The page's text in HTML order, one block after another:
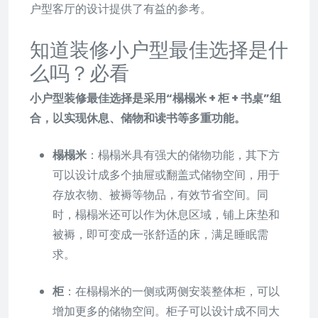
户型客厅的设计提供了有益的参考。
知道装修小户型最佳选择是什
么吗？必看
小户型装修最佳选择是采用“榻榻米 + 柜 + 书桌”组
合，以实现休息、储物和读书等多重功能。
榻榻米 ：榻榻米具有强大的储物功能，其下方
可以设计成多个抽屉或翻盖式储物空间，用于
存放衣物、被褥等物品，有效节省空间。同
时，榻榻米还可以作为休息区域，铺上床垫和
被褥，即可变成一张舒适的床，满足睡眠需
求。
柜：在榻榻米的一侧或两侧安装整体柜，可以
增加更多的储物空间。柜子可以设计成不同大